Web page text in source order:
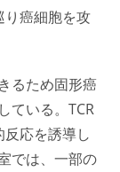
り癌細胞を攻
るため固形癌
ている。TCR
応を誘導し
では、一部の